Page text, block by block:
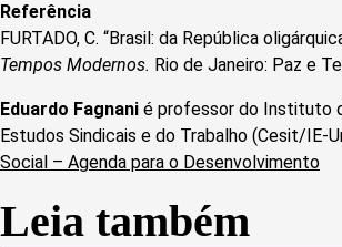
Referência
FURTADO, C. “Brasil: da República
Tempos Modernos. Rio de Janeiro: Paz e
Eduardo Fagnani é professor do Instituto
Estudos Sindicais e do Trabalho (Cesit/IE-
Social – Agenda para o Desenvolvimento
Leia também